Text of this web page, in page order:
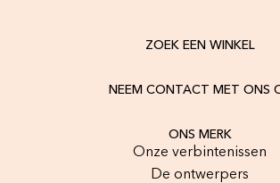
ZOEK EEN WINKEL
NEEM CONTACT MET ONS
ONS MERK
Onze verbintenissen
De ontwerpers